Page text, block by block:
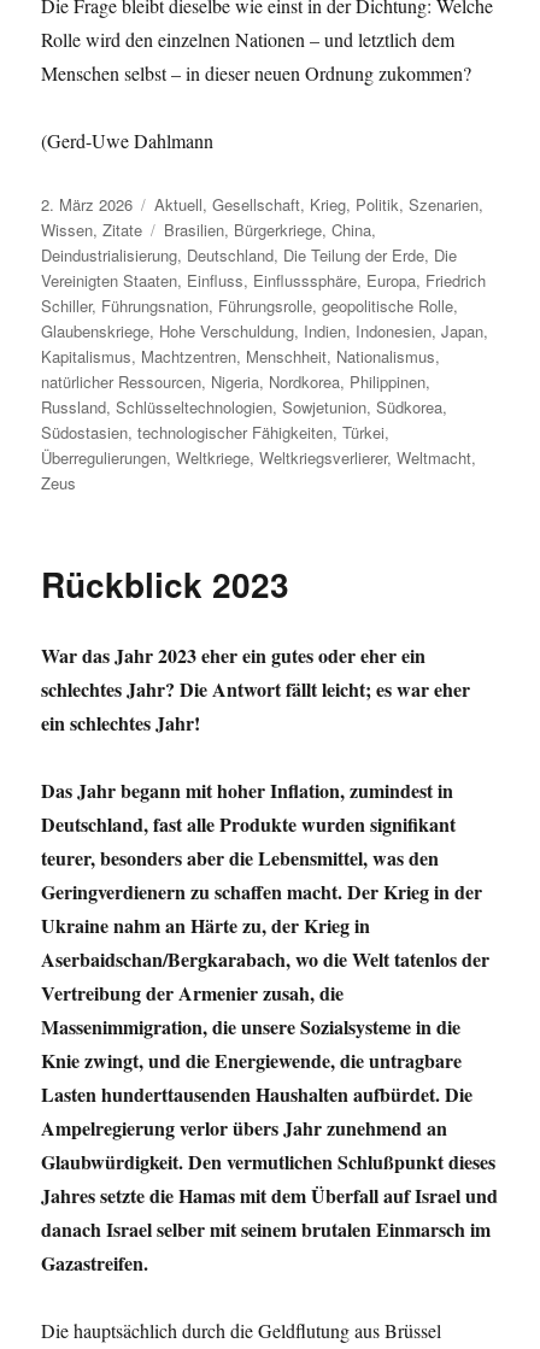
Die Frage bleibt dieselbe wie einst in der Dichtung: Welche
Rolle wird den einzelnen Nationen – und letztlich dem
Menschen selbst – in dieser neuen Ordnung zukommen?
(Gerd-Uwe Dahlmann
Veröffentlicht
am
2. März 2026 Kategorien
Aktuell,Gesellschaft, Krieg, Politik,Szenarien,
Wissen,Zitate Schlagwörter
Brasilien, Bürgerkriege,China,
Deindustrialisierung, Deutschland, Die Teilung der Erde, Die
Vereinigten Staaten, Einfluss, Einflusssphäre, Europa, Friedrich
Schiller, Führungsnation, Führungsrolle,geopolitische Rolle,
Glaubenskriege, Hohe Verschuldung, Indien, Indonesien,Japan,
Kapitalismus, Machtzentren, Menschheit, Nationalismus,
natürlicher Ressourcen, Nigeria, Nordkorea, Philippinen,
Russland,Schlüsseltechnologien,Sowjetunion,Südkorea,
Südostasien,technologischer Fähigkeiten,Türkei,
Überregulierungen,Weltkriege,Weltkriegsverlierer,Weltmacht,
Zeus
Rückblick 2023
War das Jahr 2023 eher ein gutes oder eher ein
schlechtes Jahr? Die Antwort fällt leicht; es war eher
ein schlechtes Jahr!
Das Jahr begann mit hoher Inflation, zumindest in
Deutschland, fast alle Produkte wurden signifikant
teurer, besonders aber die Lebensmittel, was den
Geringverdienern zu schaffen macht. Der Krieg in der
Ukraine nahm an Härte zu, der Krieg in
Aserbaidschan/Bergkarabach, wo die Welt tatenlos der
Vertreibung der Armenier zusah, die
Massenimmigration, die unsere Sozialsysteme in die
Knie zwingt, und die Energiewende, die untragbare
Lasten hunderttausenden Haushalten aufbürdet. Die
Ampelregierung verlor übers Jahr zunehmend an
Glaubwürdigkeit. Den vermutlichen Schlußpunkt dieses
Jahres setzte die Hamas mit dem Überfall auf Israel und
danach Israel selber mit seinem brutalen Einmarsch im
Gazastreifen.
Die hauptsächlich durch die Geldflutung aus Brüssel